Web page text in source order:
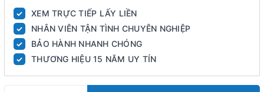
✓ XEM TRỰC TIẾP LẤY LIỀN
✓ NHÂN VIÊN TẬN TÌNH CHUYÊN NGHIỆP
✓ BẢO HÀNH NHANH CHÓNG
✓ THƯƠNG HIỆU 15 NĂM UY TÍN